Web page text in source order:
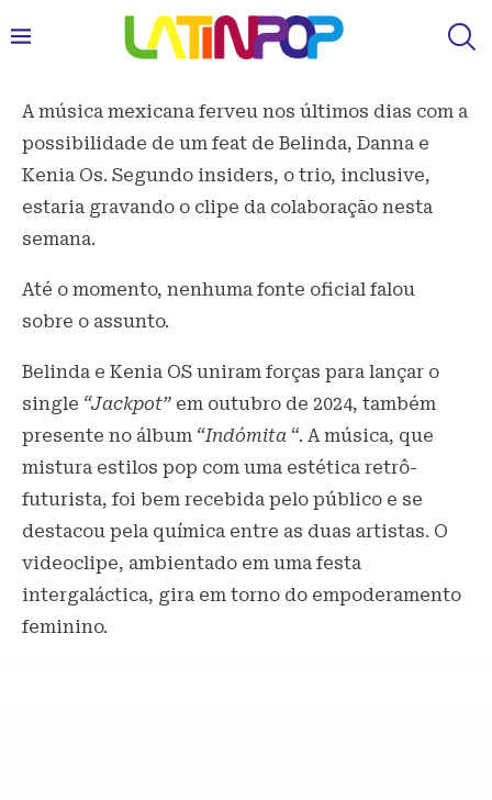
A música mexicana ferveu nos últimos dias com a
possibilidade de um feat de Belinda, Danna e
Kenia Os. Segundo insiders, o trio, inclusive,
estaria gravando o clipe da colaboração nesta
semana.
Até o momento, nenhuma fonte oficial falou
sobre o assunto.
Belinda e Kenia OS uniram forças para lançar o
single “Jackpot” em outubro de 2024, também
presente no álbum “Indómita “. A música, que
mistura estilos pop com uma estética retrô-
futurista, foi bem recebida pelo público e se
destacou pela química entre as duas artistas. O
videoclipe, ambientado em uma festa
intergaláctica, gira em torno do empoderamento
feminino.